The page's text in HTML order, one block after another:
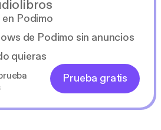
Podimo
de Podimo sin anuncios
quieras
Prueba gratis